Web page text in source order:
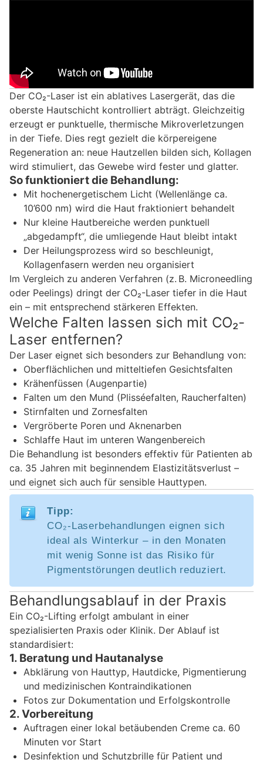
Der CO₂-Laser ist ein ablatives Lasergerät, das die
oberste Hautschicht kontrolliert abträgt. Gleichzeitig
erzeugt er punktuelle, thermische Mikroverletzungen
in der Tiefe. Dies regt gezielt die körpereigene
Regeneration an: neue Hautzellen bilden sich, Kollagen
wird stimuliert, das Gewebe wird fester und glatter.
So funktioniert die Behandlung:
Mit hochenergetischem Licht (Wellenlänge ca.
10’600 nm) wird die Haut fraktioniert behandelt
Nur kleine Hautbereiche werden punktuell
„abgedampft“, die umliegende Haut bleibt intakt
Der Heilungsprozess wird so beschleunigt,
Kollagenfasern werden neu organisiert
Im Vergleich zu anderen Verfahren (z. B. Microneedling
oder Peelings) dringt der CO₂-Laser tiefer in die Haut
ein – mit entsprechend stärkeren Effekten.
Welche Falten lassen sich mit CO₂-
Laser entfernen?
Der Laser eignet sich besonders zur Behandlung von:
Oberflächlichen und mitteltiefen Gesichtsfalten
Krähenfüssen (Augenpartie)
Falten um den Mund (Plisséefalten, Raucherfalten)
Stirnfalten und Zornesfalten
Vergröberte Poren und Aknenarben
Schlaffe Haut im unteren Wangenbereich
Die Behandlung ist besonders effektiv für Patienten ab
ca. 35 Jahren mit beginnendem Elastizitätsverlust –
und eignet sich auch für sensible Hauttypen.
Tipp:
CO₂-Laserbehandlungen eignen sich
ideal als Winterkur – in den Monaten
mit wenig Sonne ist das Risiko für
Pigmentstörungen deutlich reduziert.
Behandlungsablauf in der Praxis
Ein CO₂-Lifting erfolgt ambulant in einer
spezialisierten Praxis oder Klinik. Der Ablauf ist
standardisiert:
1. Beratung und Hautanalyse
Abklärung von Hauttyp, Hautdicke, Pigmentierung
und medizinischen Kontraindikationen
Fotos zur Dokumentation und Erfolgskontrolle
2. Vorbereitung
Auftragen einer lokal betäubenden Creme ca. 60
Minuten vor Start
Desinfektion und Schutzbrille für Patient und